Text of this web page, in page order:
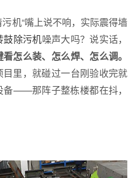
机“嘴上说不响，实际震得墙
鼓除污机噪声大吗？说实话，
怎么装、怎么焊、怎么调。
里，就碰过一台刚验收完就
——那阵子整栋楼都在抖，